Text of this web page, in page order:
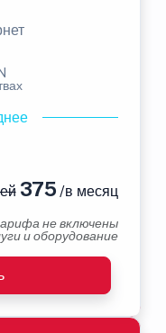
375 /в месяц
не включены
и оборудование